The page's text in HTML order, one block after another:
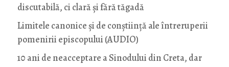
discutabilă, ci clară și fără tăgadă
Limitele canonice și de conștiință ale întreruperii
pomenirii episcopului (AUDIO)
10 ani de neacceptare a Sinodului din Creta, dar